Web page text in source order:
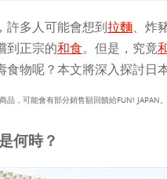
許多人可能會想到拉麵、炸
到正宗的和食。但是，究竟
食物呢？本文將深入探討日
，可能會有部分銷售額回饋給FUN! JAPAN。
何時？